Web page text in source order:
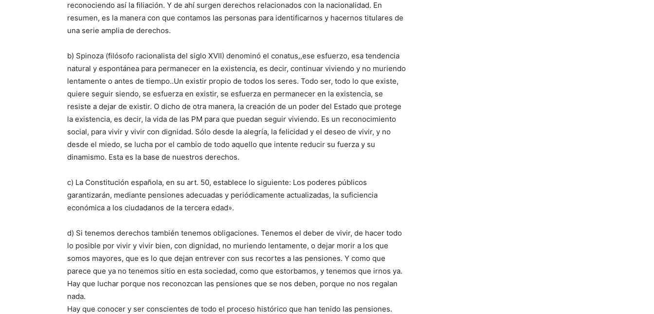
reconociendo así la filiación. Y de ahí surgen derechos relacionados con la nacionalidad. En
resumen, es la manera con que contamos las personas para identificarnos y hacernos titulares de
una serie amplia de derechos.
b) Spinoza (filósofo racionalista del siglo XVII) denominó el conatus,,ese esfuerzo, esa tendencia
natural y espontánea para permanecer en la existencia, es decir, continuar viviendo y no muriendo
lentamente o antes de tiempo..Un existir propio de todos los seres. Todo ser, todo lo que existe,
quiere seguir siendo, se esfuerza en existir, se esfuerza en permanecer en la existencia, se
resiste a dejar de existir. O dicho de otra manera, la creación de un poder del Estado que protege
la existencia, es decir, la vida de las PM para que puedan seguir viviendo. Es un reconocimiento
social, para vivir y vivir con dignidad. Sólo desde la alegría, la felicidad y el deseo de vivir, y no
desde el miedo, se lucha por el cambio de todo aquello que intente reducir su fuerza y su
dinamismo. Esta es la base de nuestros derechos.
c) La Constitución española, en su art. 50, establece lo siguiente: Los poderes públicos
garantizarán, mediante pensiones adecuadas y periódicamente actualizadas, la suficiencia
económica a los ciudadanos de la tercera edad».
d) Si tenemos derechos también tenemos obligaciones. Tenemos el deber de vivir, de hacer todo
lo posible por vivir y vivir bien, con dignidad, no muriendo lentamente, o dejar morir a los que
somos mayores, que es lo que dejan entrever con sus recortes a las pensiones. Y como que
parece que ya no tenemos sitio en esta sociedad, como que estorbamos, y tenemos que irnos ya.
Hay que luchar porque nos reconozcan las pensiones que se nos deben, porque no nos regalan
nada.
Hay que conocer y ser conscientes de todo el proceso histórico que han tenido las pensiones.